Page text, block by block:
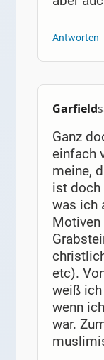
Antworten
Garfield
Ganz
einfach
meine,
ist doch
was ich
Motiven
etc).
weiß
wenn
war.